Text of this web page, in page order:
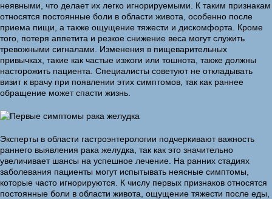
неявными, что делает их легко игнорируемыми. К таким признакам
относятся постоянные боли в области живота, особенно после
приема пищи, а также ощущение тяжести и дискомфорта. Кроме
того, потеря аппетита и резкое снижение веса могут служить
тревожными сигналами. Изменения в пищеварительных
привычках, такие как частые изжоги или тошнота, также должны
насторожить пациента. Специалисты советуют не откладывать
визит к врачу при появлении этих симптомов, так как раннее
обращение может спасти жизнь.
Эксперты в области гастроэнтерологии подчеркивают важность
раннего выявления рака желудка, так как это значительно
увеличивает шансы на успешное лечение. На ранних стадиях
заболевания пациенты могут испытывать неясные симптомы,
которые часто игнорируются. К числу первых признаков относятся
постоянные боли в области живота, ощущение тяжести после еды,